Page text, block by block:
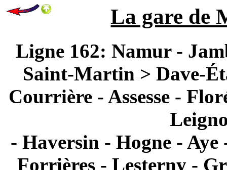
La gare de
Ligne 162: Namur -
Saint-Martin > Dave-
Courrière - Assesse -
- Haversin - Hogne -
Forrières - Lesterny -